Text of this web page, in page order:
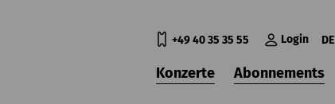
+49 40 35 35 55 Login DE
Konzerte Abonnements